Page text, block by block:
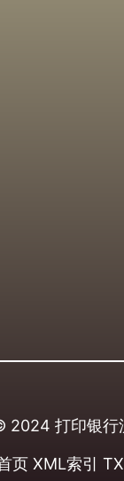
2024 打印银行
页 XML索引